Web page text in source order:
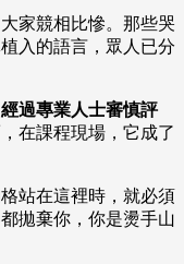
家競相比慘。那些哭
入的語言，眾人已分
過專業人士審慎評
在課程現場，它成了
站在這裡時，就必須
拋棄你，你是燙手山